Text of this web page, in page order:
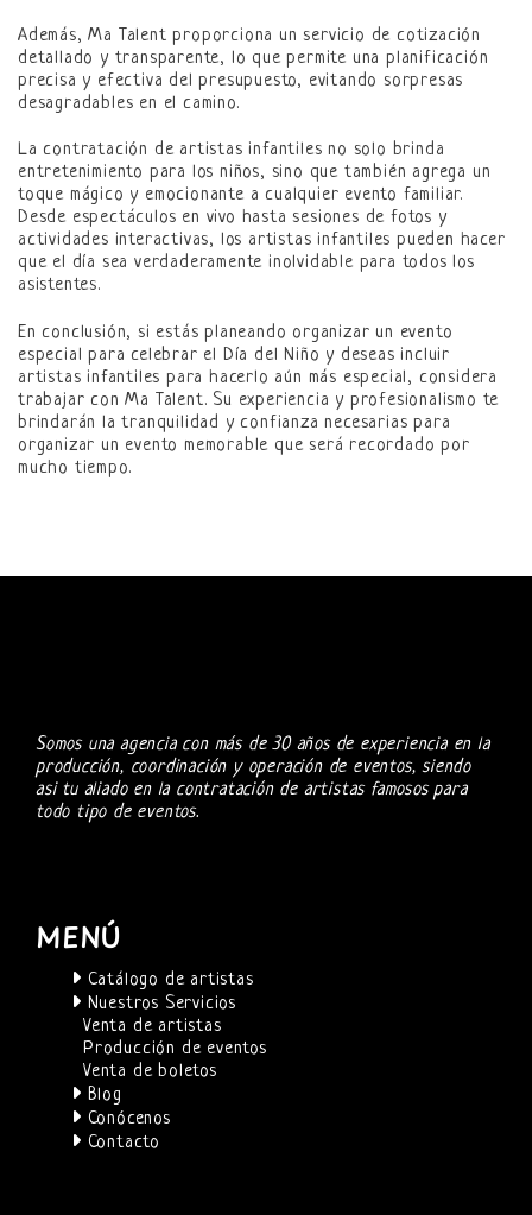
Además, Ma Talent proporciona un servicio de cotización
detallado y transparente, lo que permite una planificación
precisa y efectiva del presupuesto, evitando sorpresas
desagradables en el camino.
La contratación de artistas infantiles no solo brinda
entretenimiento para los niños, sino que también agrega un
toque mágico y emocionante a cualquier evento familiar.
Desde espectáculos en vivo hasta sesiones de fotos y
actividades interactivas, los artistas infantiles pueden hacer
que el día sea verdaderamente inolvidable para todos los
asistentes.
En conclusión, si estás planeando organizar un evento
especial para celebrar el Día del Niño y deseas incluir
artistas infantiles para hacerlo aún más especial, considera
trabajar con Ma Talent. Su experiencia y profesionalismo te
brindarán la tranquilidad y confianza necesarias para
organizar un evento memorable que será recordado por
mucho tiempo.
Somos una agencia con más de 30 años de experiencia en la
producción, coordinación y operación de eventos, siendo
asi tu aliado en la contratación de artistas famosos para
todo tipo de eventos.
MENÚ
Catálogo de artistas
Nuestros Servicios
Venta de artistas
Producción de eventos
Venta de boletos
Blog
Conócenos
Contacto